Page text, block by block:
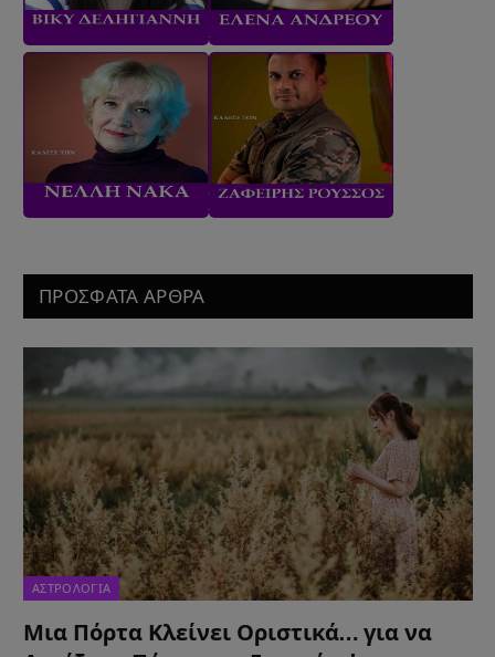
ΠΡΟΣΦΑΤΑ ΑΡΘΡΑ
ΑΣΤΡΟΛΟΓΙΑ
Μια Πόρτα Κλείνει Οριστικά… για να